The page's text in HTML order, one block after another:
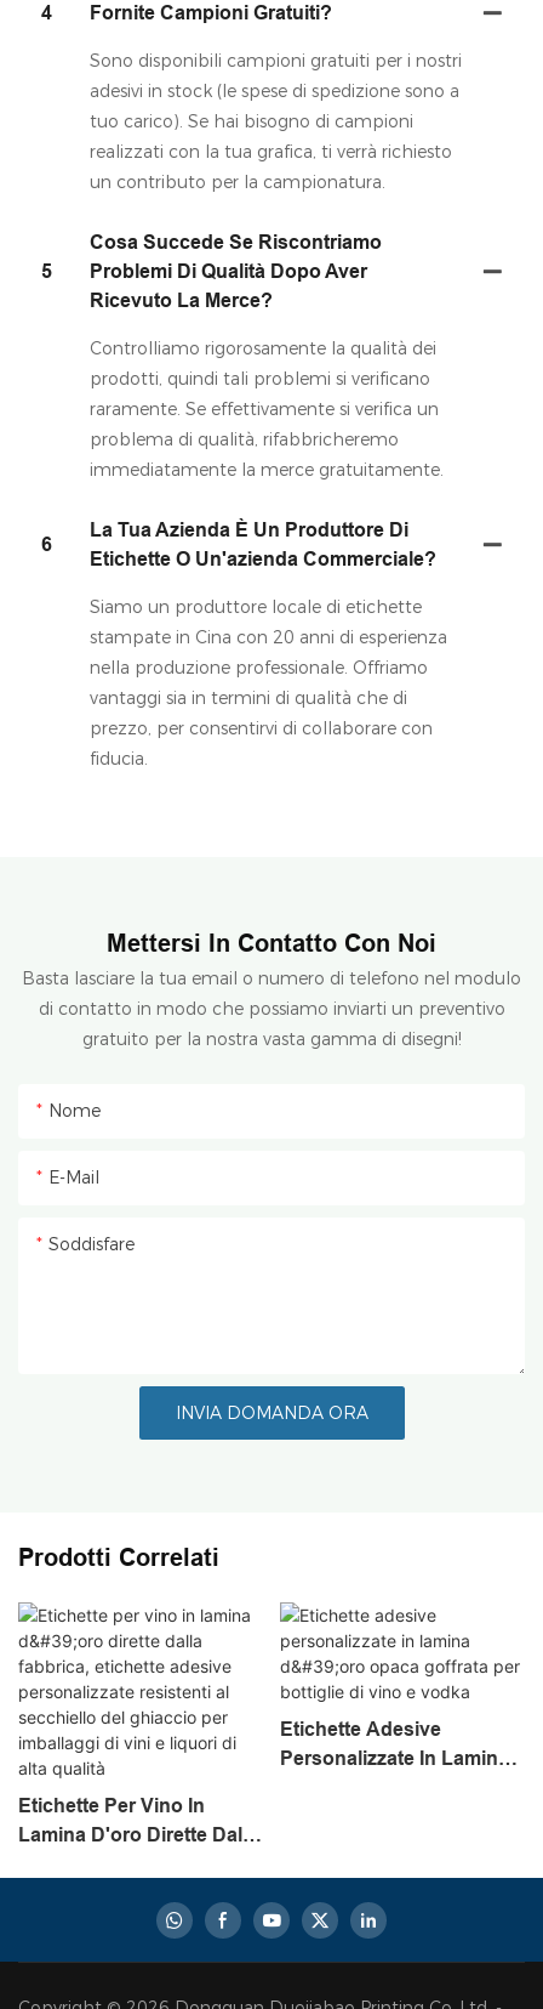
4 Fornite Campioni Gratuiti?
Sono disponibili campioni gratuiti per i nostri
adesivi in ​​stock (le spese di spedizione sono a
tuo carico). Se hai bisogno di campioni
realizzati con la tua grafica, ti verrà richiesto
un contributo per la campionatura.
5
Cosa Succede Se Riscontriamo
Problemi Di Qualità Dopo Aver
Ricevuto La Merce?
Controlliamo rigorosamente la qualità dei
prodotti, quindi tali problemi si verificano
raramente. Se effettivamente si verifica un
problema di qualità, rifabbricheremo
immediatamente la merce gratuitamente.
6
La Tua Azienda È Un Produttore Di
Etichette O Un'azienda Commerciale?
Siamo un produttore locale di etichette
stampate in Cina con 20 anni di esperienza
nella produzione professionale. Offriamo
vantaggi sia in termini di qualità che di
prezzo, per consentirvi di collaborare con
fiducia.
Mettersi In Contatto Con Noi
Basta lasciare la tua email o numero di telefono nel modulo
di contatto in modo che possiamo inviarti un preventivo
gratuito per la nostra vasta gamma di disegni!
Nome
E-Mail
Soddisfare
INVIA DOMANDA ORA
Prodotti Correlati
Etichette Per Vino In
Lamina D'oro Dirette Dalla
Resistenti Al Secchiello
Etichette Adesive
Personalizzate In Lamina